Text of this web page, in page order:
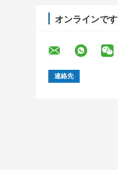
オンラインです